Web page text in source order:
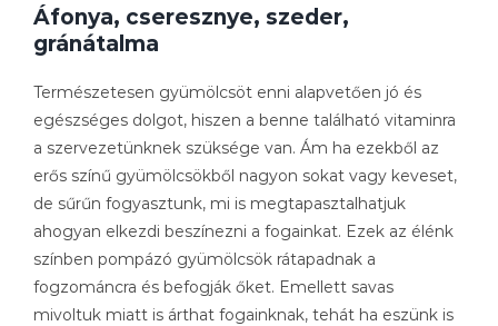
Áfonya, cseresznye, szeder,
gránátalma
Természetesen gyümölcsöt enni alapvetően jó és
egészséges dolgot, hiszen a benne található vitaminra
a szervezetünknek szüksége van. Ám ha ezekből az
erős színű gyümölcsökből nagyon sokat vagy keveset,
de sűrűn fogyasztunk, mi is megtapasztalhatjuk
ahogyan elkezdi beszínezni a fogainkat. Ezek az élénk
színben pompázó gyümölcsök rátapadnak a
fogzománcra és befogják őket. Emellett savas
mivoltuk miatt is árthat fogainknak, tehát ha eszünk is